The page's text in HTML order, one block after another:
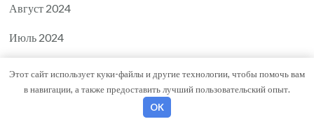
Август 2024
Июль 2024
Май 2024
Этот сайт использует куки-файлы и другие технологии, чтобы помочь вам
в навигации, а также предоставить лучший пользовательский опыт.
OK